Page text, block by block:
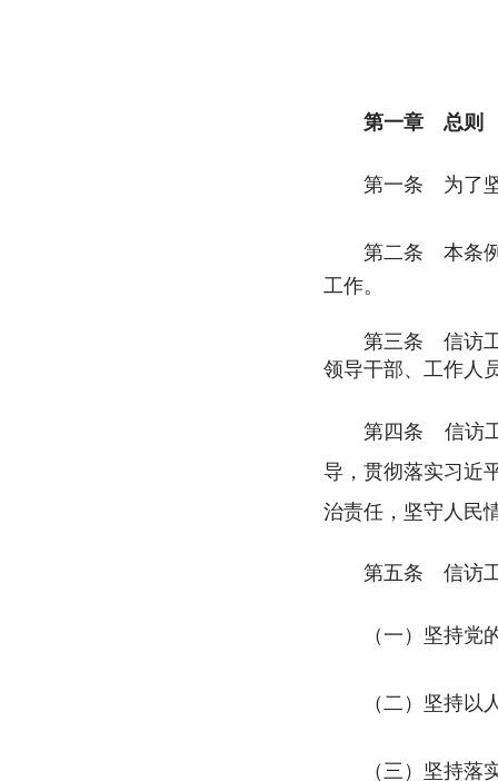
第一章 总则
第一条 为了
第二条 本条例
工作。
第三条 信访
领导干部、工作人
第四条 信访
导，贯彻落实习近
治责任，坚守人民
第五条 信访工
（一）坚持
（二）坚持以
（三）坚持